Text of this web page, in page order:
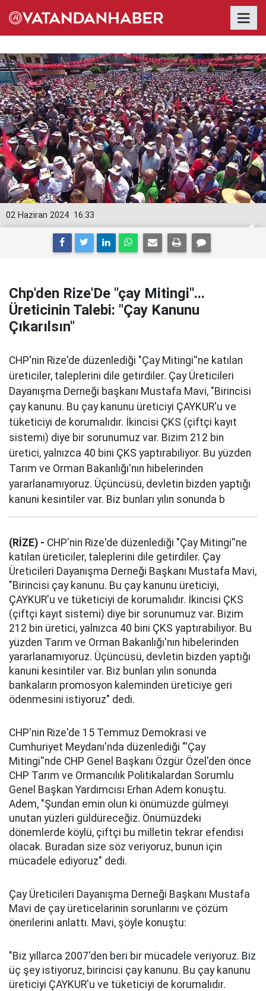
16:33
02 Haziran 2024
Chp'den Rize'De ''çay Mitingi''...
Üreticinin Talebi: "Çay Kanunu
Çıkarılsın"
CHP'nin Rize'de düzenlediği "Çay Mitingi''ne katılan
üreticiler, taleplerini dile getirdiler. Çay Üreticileri
Dayanışma Derneği başkanı Mustafa Mavi, "Birincisi
çay kanunu. Bu çay kanunu üreticiyi ÇAYKUR'u ve
tüketiciyi de korumalıdır. İkincisi ÇKS (çiftçi kayıt
sistemi) diye bir sorunumuz var. Bizim 212 bin
üretici, yalnızca 40 bini ÇKS yaptırabiliyor. Bu yüzden
Tarım ve Orman Bakanlığı'nın hibelerinden
yararlanamıyoruz. Üçüncüsü, devletin bizden yaptığı
kanuni kesintiler var. Biz bunları yılın sonunda b
(RİZE) - CHP'nin Rize'de düzenlediği "Çay Mitingi''ne
katılan üreticiler, taleplerini dile getirdiler. Çay
Üreticileri Dayanışma Derneği Başkanı Mustafa Mavi,
"Birincisi çay kanunu. Bu çay kanunu üreticiyi,
ÇAYKUR'u ve tüketiciyi de korumalıdır. İkincisi ÇKS
(çiftçi kayıt sistemi) diye bir sorunumuz var. Bizim
212 bin üretici, yalnızca 40 bini ÇKS yaptırabiliyor. Bu
yüzden Tarım ve Orman Bakanlığı'nın hibelerinden
yararlanamıyoruz. Üçüncüsü, devletin bizden yaptığı
kanuni kesintiler var. Biz bunları yılın sonunda
bankaların promosyon kaleminden üreticiye geri
ödenmesini istiyoruz" dedi.
CHP'nin Rize'de 15 Temmuz Demokrasi ve
Cumhuriyet Meydanı'nda düzenlediği "'Çay
Mitingi''nde CHP Genel Başkanı Özgür Özel'den önce
CHP Tarım ve Ormancılık Politikalardan Sorumlu
Genel Başkan Yardımcısı Erhan Adem konuştu.
Adem, "Şundan emin olun ki önümüzde gülmeyi
unutan yüzleri güldüreceğiz. Önümüzdeki
dönemlerde köylü, çiftçi bu milletin tekrar efendisi
olacak. Buradan size söz veriyoruz, bunun için
mücadele ediyoruz" dedi.
Çay Üreticileri Dayanışma Derneği Başkanı Mustafa
Mavi de çay üreticelarinin sorunlarını ve çözüm
önerilerini anlattı. Mavi, şöyle konuştu:
"Biz yıllarca 2007'den beri bir mücadele veriyoruz. Biz
üç şey istiyoruz, birincisi çay kanunu. Bu çay kanunu
üreticiyi ÇAYKUR'u ve tüketiciyi de korumalıdır.